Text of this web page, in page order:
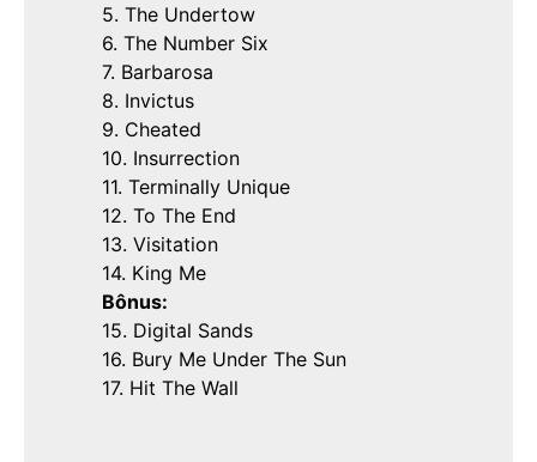
5. The Undertow
6. The Number Six
7. Barbarosa
8. Invictus
9. Cheated
10. Insurrection
11. Terminally Unique
12. To The End
13. Visitation
14. King Me
Bônus:
15. Digital Sands
16. Bury Me Under The Sun
17. Hit The Wall